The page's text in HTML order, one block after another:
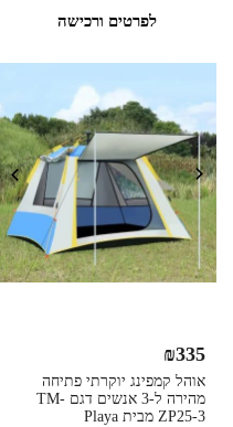
לפרטים ורכישה
אוהל קמפינג יוקרתי פתיחה
מהירה ל-3 אנשים דגם TM-
ZP25-3 מבית Playa
₪335